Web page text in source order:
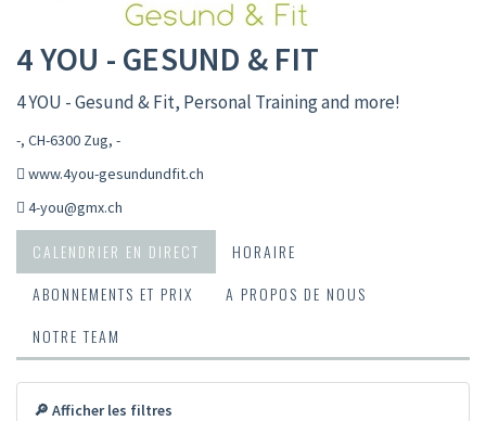
4 YOU - GESUND & FIT
4 YOU - Gesund & Fit, Personal Training and more!
-, CH-6300 Zug, -
www.4you-gesundundfit.ch
4-you@gmx.ch
CALENDRIER EN DIRECT
HORAIRE
ABONNEMENTS ET PRIX
A PROPOS DE NOUS
NOTRE TEAM
🔎 Afficher les filtres